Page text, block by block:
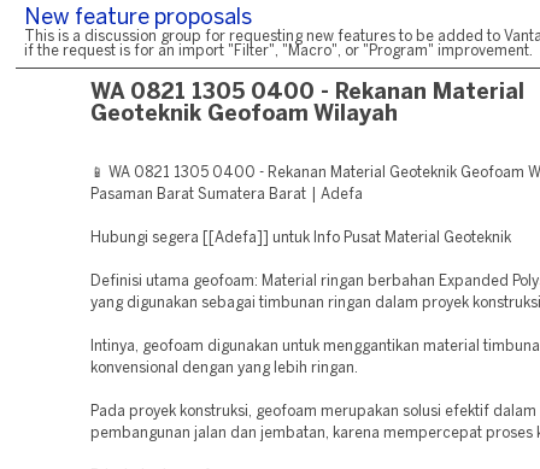
New feature proposals
This is a discussion group for requesting new features to be added to
if the request is for an import "Filter", "Macro", or "Program" improvement.
WA 0821 1305 0400 - Rekanan Material
Geoteknik Geofoam Wilayah
📱 WA 0821 1305 0400 - Rekanan Material Geoteknik Geofoam
Pasaman Barat Sumatera Barat | Adefa
Hubungi segera [[Adefa]] untuk Info Pusat Material Geoteknik
Definisi utama geofoam: Material ringan berbahan Expanded
yang digunakan sebagai timbunan ringan dalam proyek
Intinya, geofoam digunakan untuk menggantikan material
konvensional dengan yang lebih ringan.
Pada proyek konstruksi, geofoam merupakan solusi efektif dalam
pembangunan jalan dan jembatan, karena mempercepat proses